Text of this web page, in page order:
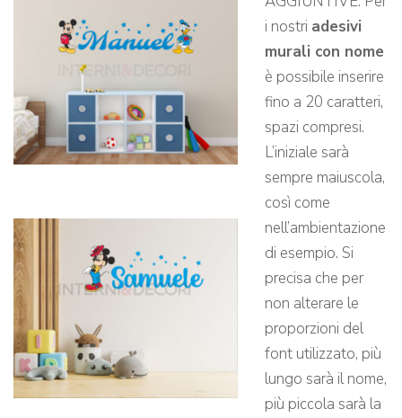
i nostri adesivi
murali con nome
è possibile inserire
fino a 20 caratteri,
spazi compresi.
L’iniziale sarà
sempre maiuscola,
così come
nell’ambientazione
di esempio. Si
precisa che per
non alterare le
proporzioni del
font utilizzato, più
lungo sarà il nome,
più piccola sarà la